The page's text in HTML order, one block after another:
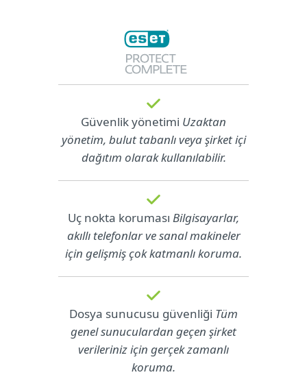
Güvenlik yönetimi Uzaktan
yönetim, bulut tabanlı veya şirket içi
dağıtım olarak kullanılabilir.
Uç nokta koruması Bilgisayarlar,
akıllı telefonlar ve sanal makineler
için gelişmiş çok katmanlı koruma.
Dosya sunucusu güvenliği Tüm
genel sunuculardan geçen şirket
verileriniz için gerçek zamanlı
koruma.